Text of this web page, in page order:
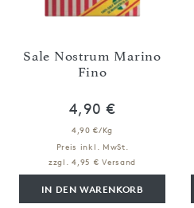
Sale Nostrum Marino
Fino
4,90 €
4,90 €/Kg
Preis inkl. MwSt.
zzgl. 4,95 € Versand
IN DEN WARENKORB